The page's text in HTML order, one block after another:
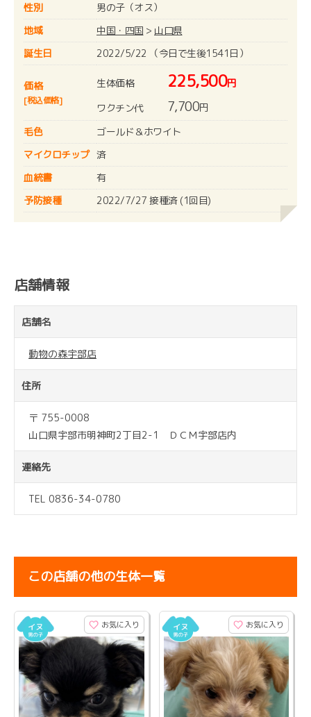
性別
男の子（オス）
地域
中国・四国 > 山口県
誕生日
2022/5/22 （今日で生後1541日）
価格
[税込価格]
生体価格 225,500円
ワクチン代
7,700円
毛色
ゴールド＆ホワイト
マイクロチップ 済
血統書
有
予防接種
2022/7/27 接種済 (1回目)
店舗情報
店舗名
動物の森宇部店
住所
〒 755-0008
山口県宇部市明神町2丁目2-1 ＤＣＭ宇部店内
連絡先
TEL 0836-34-0780
この店舗の他の生体一覧
お気に入り お気に入り